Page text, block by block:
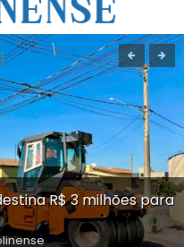
R$ 3 milhões para